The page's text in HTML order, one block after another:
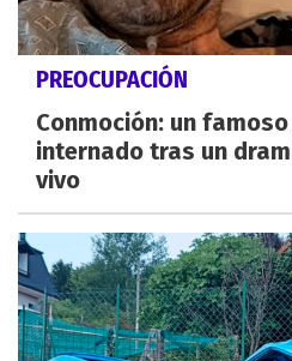
PREOCUPACIÓN
Conmoción: un
internado tras un
vivo